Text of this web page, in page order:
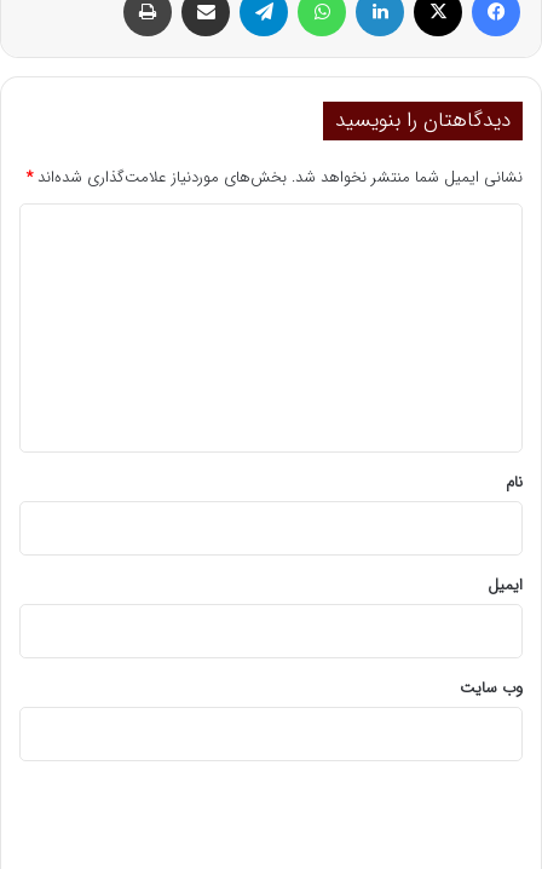
دیدگاهتان را بنویسید
نشانی ایمیل شما منتشر نخواهد شد. بخش‌های موردنیاز علامت‌گذاری شده‌اند*
نام
ایمیل
وب‌ سایت